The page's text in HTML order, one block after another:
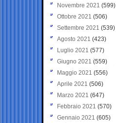
Novembre 2021 (599)
Ottobre 2021 (506)
Settembre 2021 (539)
Agosto 2021 (423)
Luglio 2021 (577)
Giugno 2021(559)
Maggio 2021 (556)
Aprile 2021 (506)
Marzo 2021 (647)
Febbraio 2021 (570)
Gennaio 2021 (605)